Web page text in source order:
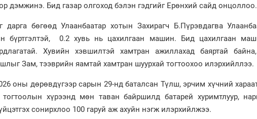
дэмжинэ. Бид газар олгоход бэлэн гэдгийг Ерөнхий сайд онцоллоо.
дарга бөгөөд Улаанбаатар хотын Захирагч Б.Пүрэвдагва
бүртгэлтэй, 0.2 хувь нь цахилгаан машин. Бид цахилгаан
Хувийн хэвшилтэй хамтран ажиллахад баяртай
Зам, тээврийн яамтай хамтран шуурхай тогтоохоо илэрхийллээ.
оны дөрөвдүгээр сарын 29-нд баталсан Түлш, эрчим хүчний
тогтоолын хүрээнд мөн таван байршилд батарей хуримтлуур,
сонирхлоо 100 гаруй аж ахуйн нэгж илэрхийлжээ.